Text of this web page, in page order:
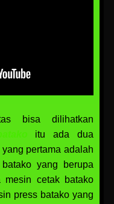
bisa dilihatkan
itu ada dua
pertama adalah
yang berupa
mesin cetak batako
press batako yang